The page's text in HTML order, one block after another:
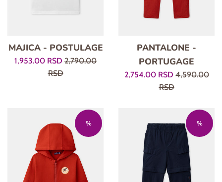
MAJICA - POSTULAGE
Prodajna
1,953.00 RSD Regularna
2,790.00
RSD
PANTALONE -
PORTUGAGE
Prodajna
2,754.00 RSDRegularna
4,590.00
RSD
% %